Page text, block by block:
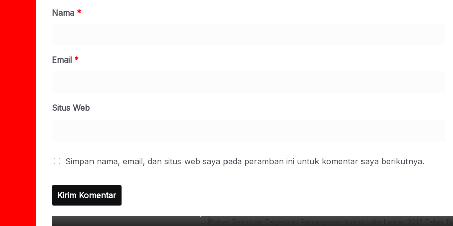
Nama *
Email *
Situs Web
Simpan nama, email, dan situs web saya pada peramban ini untuk komentar saya berikutnya.
Berkekuatan Hukum Tetap